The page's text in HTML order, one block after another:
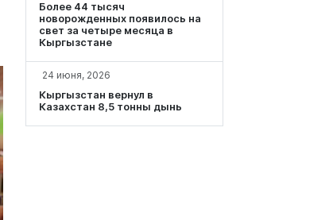
Более 44 тысяч
новорожденных появилось на
свет за четыре месяца в
Кыргызстане
24 июня, 2026
Кыргызстан вернул в
Казахстан 8,5 тонны дынь